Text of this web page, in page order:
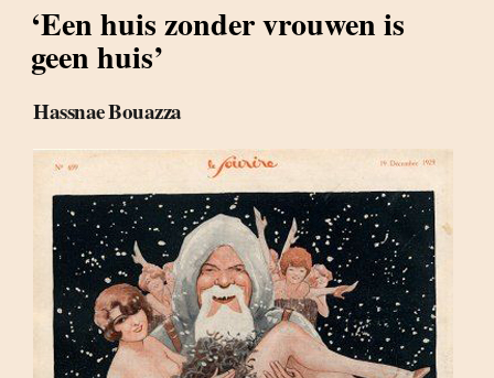
‘Een huis zonder vrouwen is
geen huis’
Hassnae Bouazza